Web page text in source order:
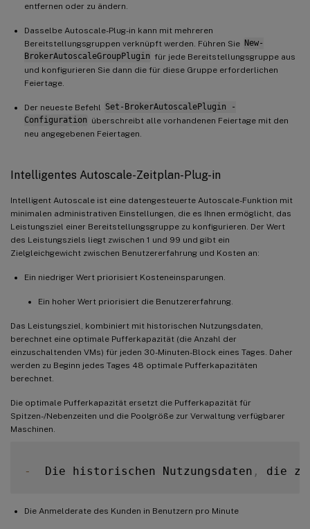
entfernen oder zu ändern.
Dasselbe Autoscale-Plug-in kann mit mehreren
Bereitstellungsgruppen verknüpft werden. Führen Sie New-
BrokerAutoscaleGroupPlugin für jede Bereitstellungsgruppe aus
und konfigurieren Sie dann die für diese Gruppe erforderlichen
Feiertage.
Der neueste Befehl
Set-BrokerAutoscalePlugin -
Configuration überschreibt alle vorhandenen Feiertage mit den
neu angegebenen Feiertagen.
Intelligentes Autoscale-Zeitplan-Plug-in
Intelligent Autoscale ist eine datengesteuerte Autoscale-Funktion mit
minimalen administrativen Einstellungen, die es Ihnen ermöglicht, das
Leistungsziel einer Bereitstellungsgruppe zu konfigurieren. Der Wert
des Leistungsziels liegt zwischen 1 und 99 und gibt ein
Zielgleichgewicht zwischen Benutzererfahrung und Kosten an:
Ein niedriger Wert priorisiert Kosteneinsparungen.
Ein hoher Wert priorisiert die Benutzererfahrung.
Das Leistungsziel, kombiniert mit historischen Nutzungsdaten,
berechnet eine optimale Pufferkapazität (die Anzahl der
einzuschaltenden VMs) für jeden 30-Minuten-Block eines Tages. Daher
werden zu Beginn jedes Tages 48 optimale Pufferkapazitäten
berechnet.
Die optimale Pufferkapazität ersetzt die Pufferkapazität für
Spitzen-/Nebenzeiten und die Poolgröße zur Verwaltung verfügbarer
Maschinen.
-
  Die historischen Nutzungsdaten
, die
Die Anmelderate des Kunden in Benutzern pro Minute